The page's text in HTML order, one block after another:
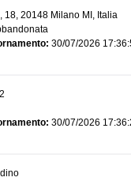
18, 20148 Milano MI, Italia
30/07/2026
30/07/2026